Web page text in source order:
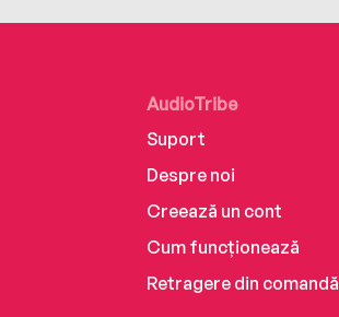
AudioTribe
Suport
Despre noi
Creează un cont
Cum funcționează
Retragere din comandă